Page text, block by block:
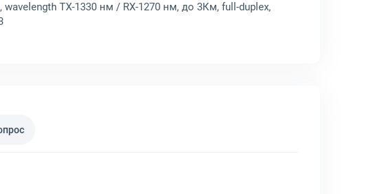
TX-1330 нм / RX-1270 нм, до 3Км, full-duplex,